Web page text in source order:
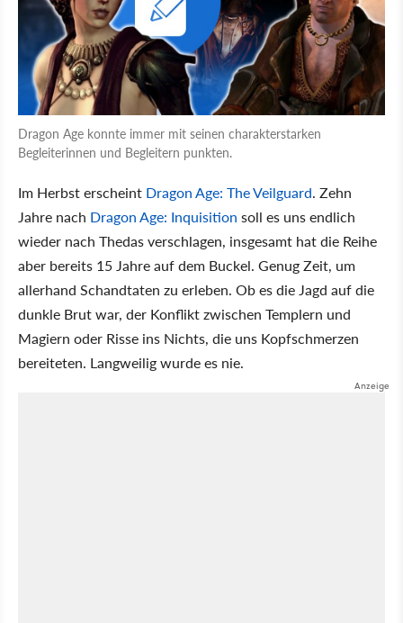
Dragon Age konnte immer mit seinen charakterstarken
Begleiterinnen und Begleitern punkten.
Im Herbst erscheint Dragon Age: The Veilguard. Zehn
Jahre nach Dragon Age: Inquisition soll es uns endlich
wieder nach Thedas verschlagen, insgesamt hat die Reihe
aber bereits 15 Jahre auf dem Buckel. Genug Zeit, um
allerhand Schandtaten zu erleben. Ob es die Jagd auf die
dunkle Brut war, der Konflikt zwischen Templern und
Magiern oder Risse ins Nichts, die uns Kopfschmerzen
bereiteten. Langweilig wurde es nie.